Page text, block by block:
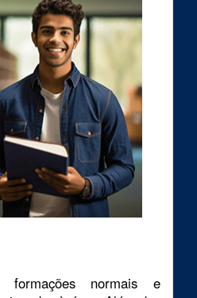
formações normais e